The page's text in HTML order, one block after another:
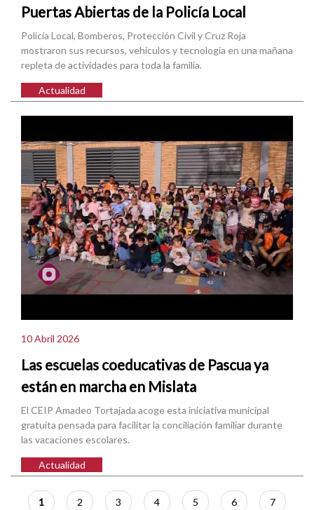
Puertas Abiertas de la Policía Local
Policía Local, Bomberos, Protección Civil y Cruz Roja
mostraron sus recursos, vehículos y tecnología en una mañana
repleta de actividades para toda la familia.
Actualidad
10 Abril 2026
Las escuelas coeducativas de Pascua ya
están en marcha en Mislata
El CEIP Amadeo Tortajada acoge esta iniciativa municipal
gratuita pensada para facilitar la conciliación familiar durante
las vacaciones escolares.
Actualidad
Paginación
Página
1 Página
2 Página
3 Página
4 Página
5 Página
6 Página
7